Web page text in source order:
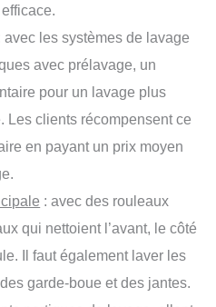
avec les systèmes de lavage
avec prélavage, un
pour un lavage plus
Les clients récompensent ce
en payant un prix moyen
: avec des rouleaux
qui nettoient l’avant, le côté
Il faut également laver les
garde-boue et des jantes.